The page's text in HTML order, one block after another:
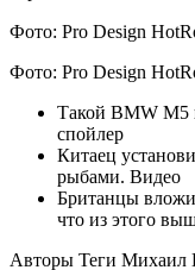
Фото: Pro Design
Фото: Pro Design
Такой BMW M5
спойлер
Китаец
рыбами. Видео
Британцы
что из этого
Авторы Теги Михаил